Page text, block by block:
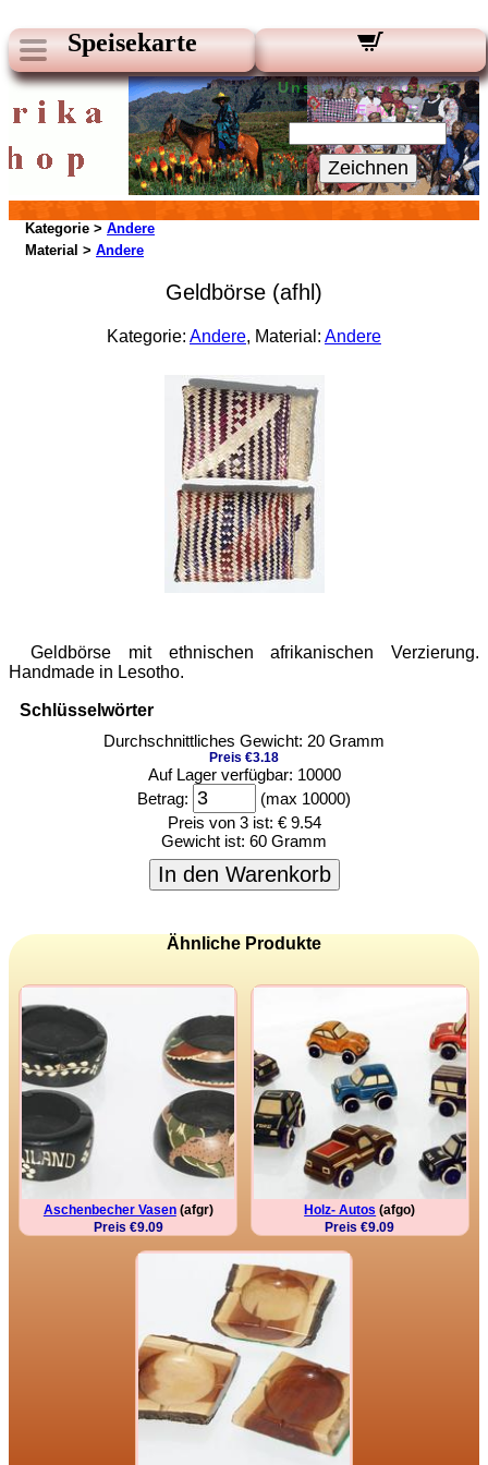
Speisekarte
Unsere Newsletter:
Ihre E-Mail:
Zeichnen
Kategorie > Andere
Material > Andere
Geldbörse (afhl)
Kategorie: Andere, Material: Andere
Geldbörse mit ethnischen afrikanischen Verzierung.
Handmade in Lesotho.
Schlüsselwörter
Durchschnittliches Gewicht: 20 Gramm
Preis €3.18
Auf Lager verfügbar: 10000
Betrag:
(max 10000)
Preis von 3 ist: € 9.54
Gewicht ist: 60 Gramm
In den Warenkorb
Ähnliche Produkte
Aschenbecher Vasen(afgr)
Preis €9.09
Holz- Autos (afgo)
Preis €9.09